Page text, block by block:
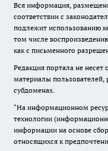
Вся информация,
соответствии с
подлежит использованию
том числе
как с письменного
Редакция портала не несет
материалы
субдоменах.
"На информационном
технологии
информации на основе
относящихся к